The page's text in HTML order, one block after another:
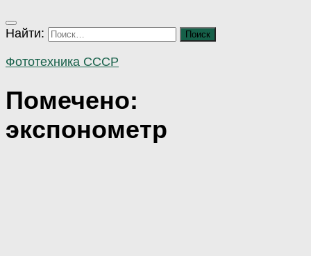
Найти:
Фототехника СССР
Помечено:
экспонометр